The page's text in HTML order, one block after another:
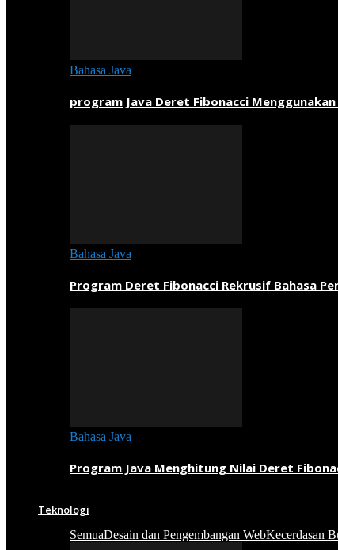
Bahasa Java
program Java Deret Fibonacci
Bahasa Java
Program Deret Fibonacci Rekrusif Bahasa
Bahasa Java
Program Java Menghitung Nilai Deret
Teknologi
SemuaDesain dan Pengembangan WebKecerdasan